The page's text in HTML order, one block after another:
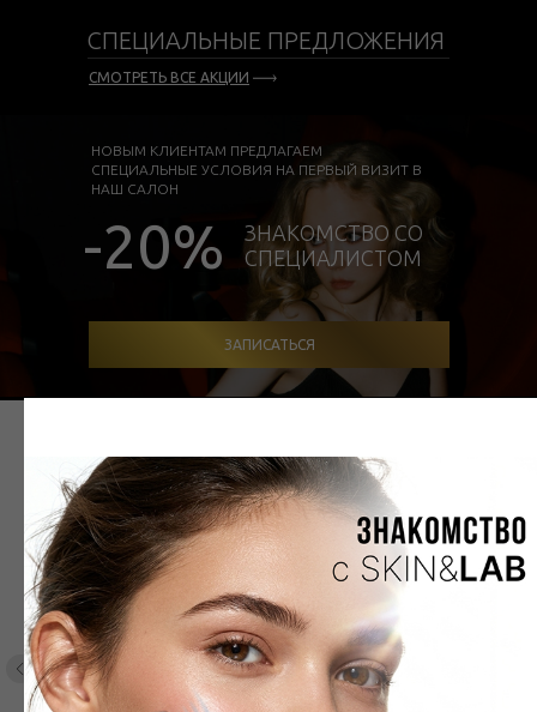
СПЕЦИАЛЬНЫЕ ПРЕДЛОЖЕНИЯ
-20%
ЗНАКОМСТВО СО
СПЕЦИАЛИСТОМ
НОВЫМ КЛИЕНТАМ ПРЕДЛАГАЕМ
СПЕЦИАЛЬНЫЕ УСЛОВИЯ НА ПЕРВЫЙ ВИЗИТ В
НАШ САЛОН
ЗАПИСАТЬСЯ
СМОТРЕТЬ ВСЕ АКЦИИ
ПОРТФОЛИО